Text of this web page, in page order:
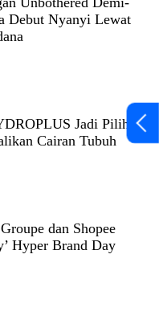
Debut Nyanyi Lewat
Jadi Pilihan
Cairan Tubuh
dan Shopee
Hyper Brand Day